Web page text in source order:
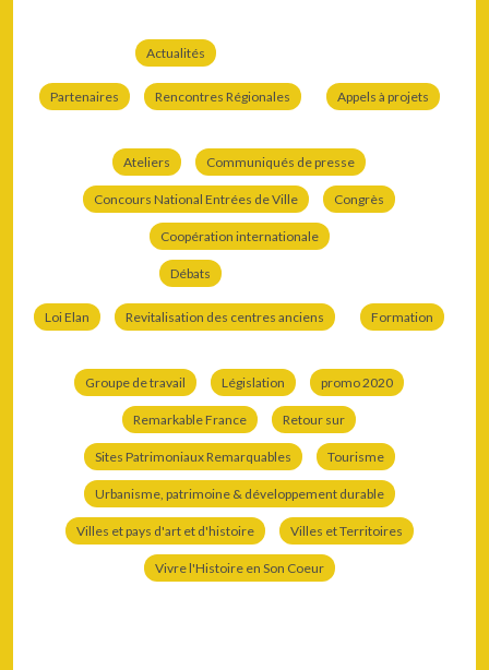
Actualités
Partenaires Rencontres Régionales Appels à projets
Ateliers Communiqués de presse
Concours National Entrées de Ville Congrès
Coopération internationale
Débats
Loi Elan Revitalisation des centres anciens Formation
Groupe de travail Législation promo 2020
Remarkable France Retour sur
Sites Patrimoniaux Remarquables Tourisme
Urbanisme, patrimoine & développement durable
Villes et pays d'art et d'histoire Villes et Territoires
Vivre l'Histoire en Son Coeur